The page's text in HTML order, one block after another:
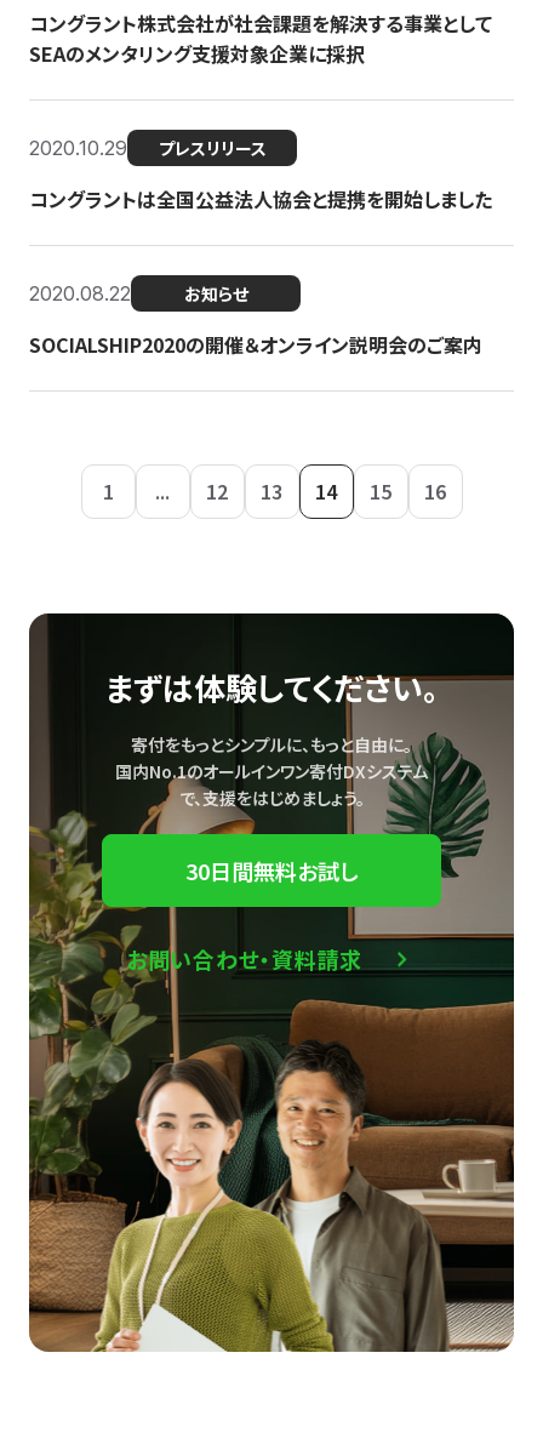
コングラント株式会社が社会課題を解決する事業として
SEAのメンタリング支援対象企業に採択
2020.10.29 プレスリリース
コングラントは全国公益法人協会と提携を開始しました
2020.08.22 お知らせ
SOCIALSHIP2020の開催＆オンライン説明会のご案内
1 ... 12 13 14 15 16
まずは体験してください。
寄付をもっとシンプルに、もっと自由に。
国内No.1のオールインワン寄付DXシステム
で、支援をはじめましょう。
30日間無料お試し
お問い合わせ・資料請求